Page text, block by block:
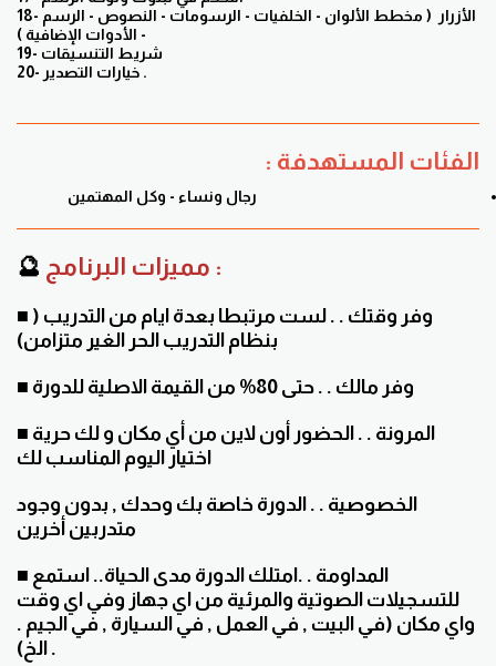
18- الأزرار ( مخطط الألوان - الخلفيات - الرسومات - النصوص - الرسم
- الأدوات الإضافية )
20- خيارات التصدير .
الفئات المستهدفة :
رجال ونساء - وكل المهتمين
🔮 مميزات البرنامج :
■ وفر وقتك . . لست مرتبطا بعدة ايام من التدريب (
■ وفر مالك . . حتى 80% من القيمة الاصلية للدورة
■ المرونة . . الحضور أون لاين من أي مكان و لك حرية
اختيار اليوم المناسب لك
الخصوصية . . الدورة خاصة بك وحدك , بدون وجود
متدربين أخرين
■ المداومة . .امتلك الدورة مدى الحياة.. استمع
للتسجيلات الصوتية والمرئية من اي جهاز وفي اي وقت
واي مكان (في البيت , في العمل , في السيارة , في الجيم .
. الخ)